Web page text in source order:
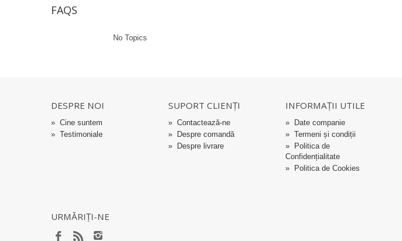
FAQS
No Topics
DESPRE NOI
» Cine suntem
» Testimoniale
SUPORT CLIENȚI
» Contactează-ne
»
Despre comandă
»
Despre livrare
INFORMAȚII UTILE
»
Date companie
» Termeni și condiții
»
Politica de
Confidențialitate
»
Politica de Cookies
URMĂRIȚI-NE